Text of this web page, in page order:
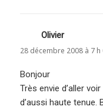
Olivierdit :
28 décembre 2008 à 7 h
Bonjour
Très envie d’aller
d’aussi haute tenue.